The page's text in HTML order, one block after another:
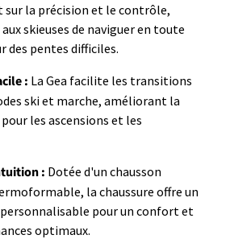
sur la précision et le contrôle,
skieuses de naviguer en toute
des pentes difficiles.
: La Gea facilite les transitions
ski et marche, améliorant la
les ascensions et les
: Dotée d'un chausson
la chaussure offre un
pour un confort et
optimaux.